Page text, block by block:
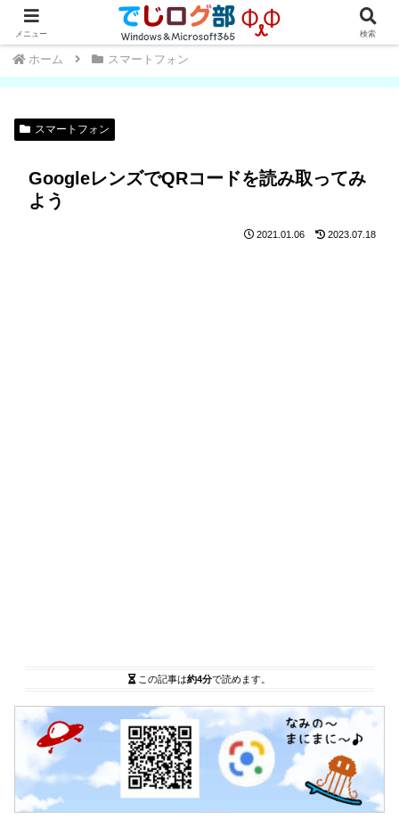
Windows・Office初心者～中級者向け★操作方法や便利な小技を学ぼう
ホーム スマートフォン
スマートフォン
GoogleレンズでQRコードを読み取ってみ
よう
2021.01.06 2023.07.18
この記事は約4分で読めます。
メニュー 検索